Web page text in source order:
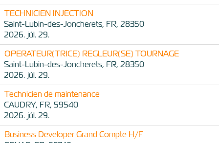
TECHNICIEN INJECTION
Saint-Lubin-des-Joncherets, FR, 28350
2026. júl. 29.
OPERATEUR(TRICE) REGLEUR(SE) TOURNAGE
Saint-Lubin-des-Joncherets, FR, 28350
2026. júl. 29.
Technicien de maintenance
CAUDRY, FR, 59540
2026. júl. 29.
Business Developer Grand Compte H/F